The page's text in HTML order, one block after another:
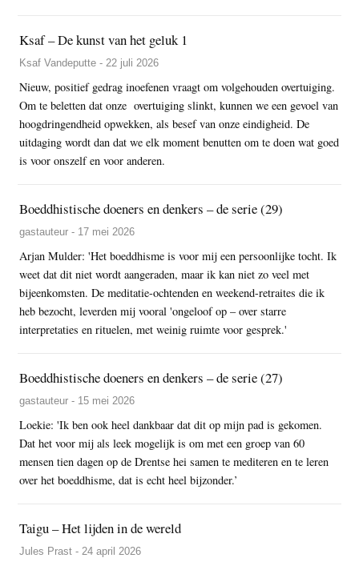
Ksaf – De kunst van het geluk 1
Ksaf Vandeputte - 22 juli 2026
Nieuw, positief gedrag inoefenen vraagt om volgehouden overtuiging.
Om te beletten dat onze overtuiging slinkt, kunnen we een gevoel van
hoogdringendheid opwekken, als besef van onze eindigheid. De
uitdaging wordt dan dat we elk moment benutten om te doen wat goed
is voor onszelf en voor anderen.
Boeddhistische doeners en denkers – de serie (29)
gastauteur - 17 mei 2026
Arjan Mulder: 'Het boeddhisme is voor mij een persoonlijke tocht. Ik
weet dat dit niet wordt aangeraden, maar ik kan niet zo veel met
bijeenkomsten. De meditatie-ochtenden en weekend-retraites die ik
heb bezocht, leverden mij vooral 'ongeloof op – over starre
interpretaties en rituelen, met weinig ruimte voor gesprek.'
Boeddhistische doeners en denkers – de serie (27)
gastauteur - 15 mei 2026
Loekie: 'Ik ben ook heel dankbaar dat dit op mijn pad is gekomen.
Dat het voor mij als leek mogelijk is om met een groep van 60
mensen tien dagen op de Drentse hei samen te mediteren en te leren
over het boeddhisme, dat is echt heel bijzonder.’
Taigu – Het lijden in de wereld
Jules Prast - 24 april 2026